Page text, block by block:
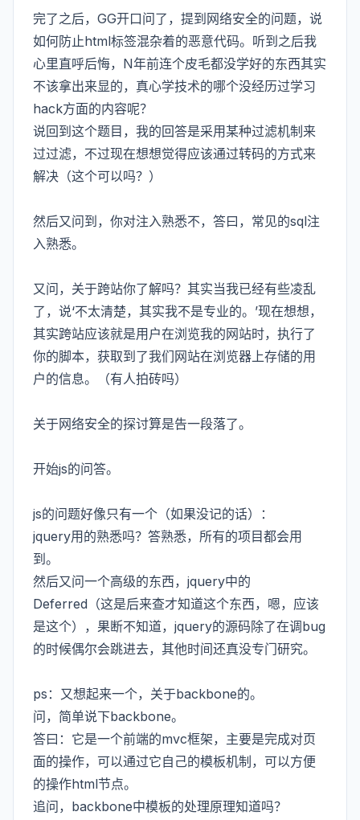
完了之后，GG开口问了，提到网络安全的问题，说
如何防止html标签混杂着的恶意代码。听到之后我
心里直呼后悔，N年前连个皮毛都没学好的东西其实
不该拿出来显的，真心学技术的哪个没经历过学习
hack方面的内容呢？
说回到这个题目，我的回答是采用某种过滤机制来
过过滤，不过现在想想觉得应该通过转码的方式来
解决（这个可以吗？）
然后又问到，你对注入熟悉不，答曰，常见的sql注
入熟悉。
又问，关于跨站你了解吗？其实当我已经有些凌乱
了，说‘不太清楚，其实我不是专业的。’现在想想，
其实跨站应该就是用户在浏览我的网站时，执行了
你的脚本，获取到了我们网站在浏览器上存储的用
户的信息。（有人拍砖吗）
关于网络安全的探讨算是告一段落了。
开始js的问答。
js的问题好像只有一个（如果没记的话）：
jquery用的熟悉吗？答熟悉，所有的项目都会用
到。
然后又问一个高级的东西，jquery中的
Deferred（这是后来查才知道这个东西，嗯，应该
是这个），果断不知道，jquery的源码除了在调bug
的时候偶尔会跳进去，其他时间还真没专门研究。
ps：又想起来一个，关于backbone的。
问，简单说下backbone。
答曰：它是一个前端的mvc框架，主要是完成对页
面的操作，可以通过它自己的模板机制，可以方便
的操作html节点。
追问，backbone中模板的处理原理知道吗？